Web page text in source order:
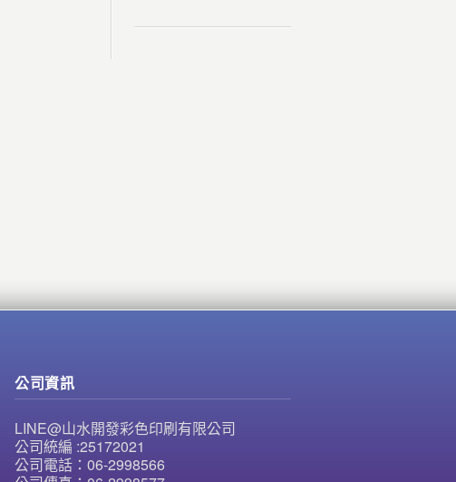
公司資訊
LINE@山水開發彩色印刷有限公司
公司統編 :25172021
公司電話：06-2998566